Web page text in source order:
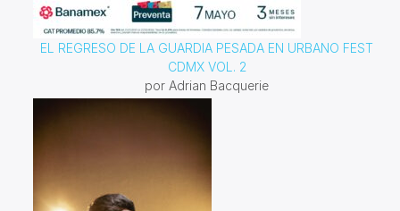
EL REGRESO DE LA GUARDIA PESADA EN URBANO FEST
CDMX VOL. 2
por Adrian Bacquerie